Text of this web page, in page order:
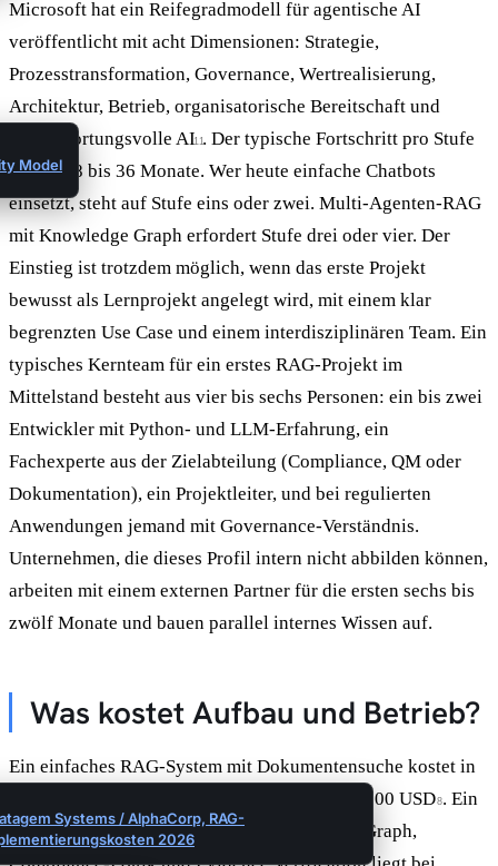
Microsoft hat ein Reifegradmodell für agentische AI
veröffentlicht mit acht Dimensionen: Strategie,
Prozesstransformation, Governance, Wertrealisierung,
Architektur, Betrieb, organisatorische Bereitschaft und
verantwortungsvolle AI11
Model
. Der typische Fortschritt pro Stufe
dauert 18 bis 36 Monate. Wer heute einfache Chatbots
einsetzt, steht auf Stufe eins oder zwei. Multi-Agenten-RAG
mit Knowledge Graph erfordert Stufe drei oder vier. Der
Einstieg ist trotzdem möglich, wenn das erste Projekt
bewusst als Lernprojekt angelegt wird, mit einem klar
begrenzten Use Case und einem interdisziplinären Team. Ein
typisches Kernteam für ein erstes RAG-Projekt im
Mittelstand besteht aus vier bis sechs Personen: ein bis zwei
Entwickler mit Python- und LLM-Erfahrung, ein
Fachexperte aus der Zielabteilung (Compliance, QM oder
Dokumentation), ein Projektleiter, und bei regulierten
Anwendungen jemand mit Governance-Verständnis.
Unternehmen, die dieses Profil intern nicht abbilden können,
arbeiten mit einem externen Partner für die ersten sechs bis
zwölf Monate und bauen parallel internes Wissen auf.
Was kostet Aufbau und Betrieb?
Ein einfaches RAG-System mit Dokumentensuche kostet in
der Implementierung zwischen 8.000 und 45.000 USD8
Systems / AlphaCorp, RAG-
2026
. Ein
Multi-Agenten-RAG-System mit Knowledge Graph,